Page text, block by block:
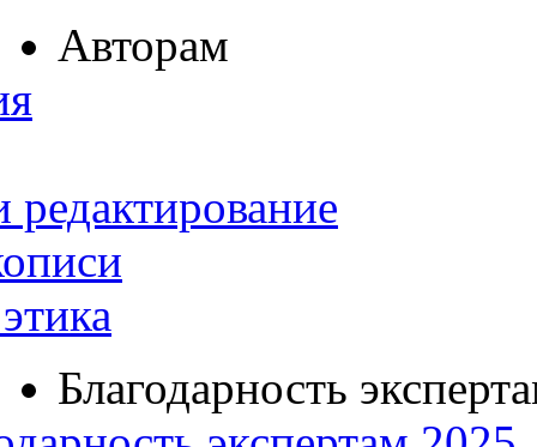
Авторам
редактирование
Благодарность